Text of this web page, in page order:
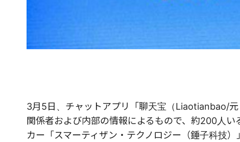
3月5日、チャットアプリ「聊天宝（Liaotianbao/
関係者および内部の情報によるもので、約200人
カー「スマーティザン・テクノロジー（錘子科技